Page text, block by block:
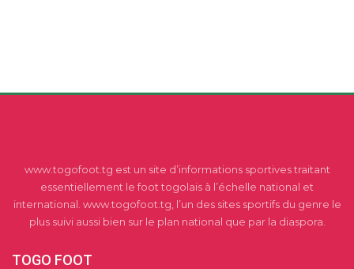
www.togofoot.tg est un site d’informations sportives traitant
essentiellement le foot togolais à l’échelle national et
international. www.togofoot.tg, l’un des sites sportifs du genre le
plus suivi aussi bien sur le plan national que par la diaspora.
TOGO FOOT